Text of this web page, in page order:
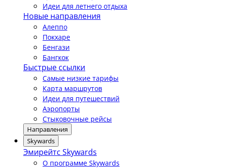
Идеи для летнего отдыха
Новые направления
Алеппо
Покхаре
Бенгази
Бангкок
Быстрые ссылки
Самые низкие тарифы
Карта маршрутов
Идеи для путешествий
Аэропорты
Стыковочные рейсы
Направления
Skywards
Эмирейтс Skywards
О программе Skywards